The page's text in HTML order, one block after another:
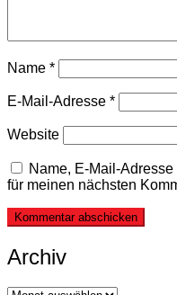
Name *
E-Mail-Adresse *
Website
Name, E-Mail-
für meinen nächsten
Archiv